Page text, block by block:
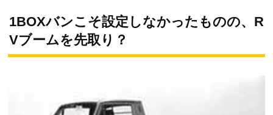
1BOXバンこそ設定しなかったものの、R
Vブームを先取り？